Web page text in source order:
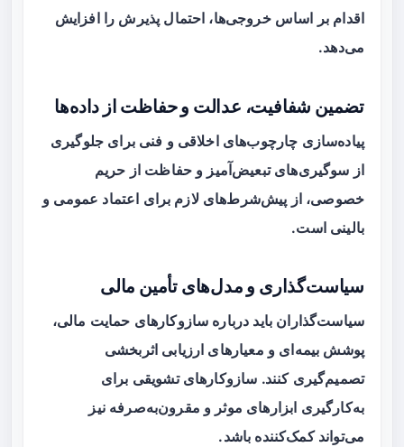
اقدام بر اساس خروجی‌ها، احتمال پذیرش را افزایش
می‌دهد.
تضمین شفافیت، عدالت و حفاظت از داده‌ها
پیاده‌سازی چارچوب‌های اخلاقی و فنی برای جلوگیری
از سوگیری‌های تبعیض‌آمیز و حفاظت از حریم
خصوصی، از پیش‌شرط‌های لازم برای اعتماد عمومی و
بالینی است.
سیاست‌گذاری و مدل‌های تأمین مالی
سیاست‌گذاران باید درباره سازوکارهای حمایت مالی،
پوشش بیمه‌ای و معیارهای ارزیابی اثربخشی
تصمیم‌گیری کنند. سازوکارهای تشویقی برای
به‌کارگیری ابزارهای موثر و مقرون‌به‌صرفه نیز
می‌تواند کمک‌کننده باشد.